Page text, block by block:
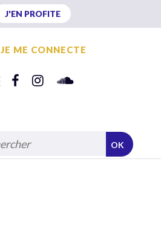
J'EN PROFITE
JE ME CONNECTE
OK